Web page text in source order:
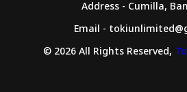
Address - Cumilla,
Email -
© 2026 All Rights Reserved,